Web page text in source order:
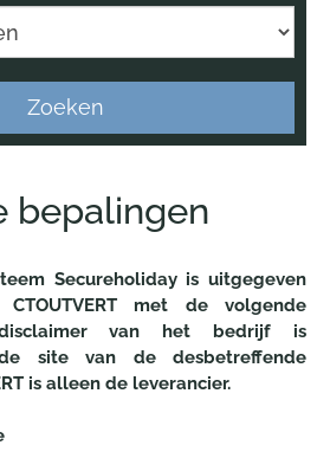
Zoeken
bepalingen
Secureholiday is uitgegeven
met de volgende
van het bedrijf is
site van de desbetreffende
is alleen de leverancier.